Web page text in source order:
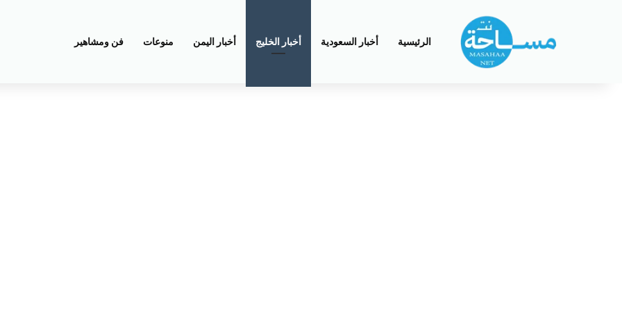
الرئيسية أخبار السعودية أخبار الخليج أخبار اليمن منوعات فن ومشاهير